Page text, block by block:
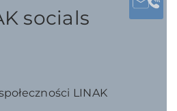
socials
LINAK